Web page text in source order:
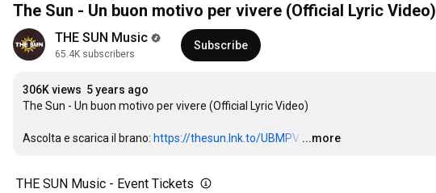
The Sun - Un buon motivo per vivere (Official Lyric Video)
THE SUN Music
65.4K subscribers
Subscribe
306K views 5 years ago
The Sun - Un buon motivo per vivere (Official Lyric Video)
Ascolta e scarica il brano: https://thesun.lnk.to/UBMPV …
...more
THE SUN Music - Event Tickets